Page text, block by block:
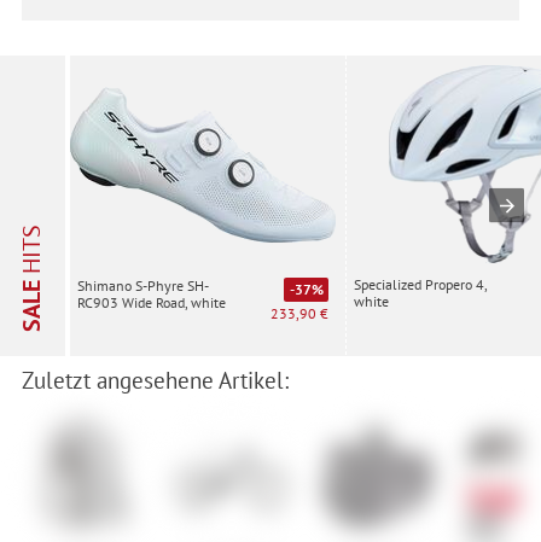
SALE
HITS
Shimano S-Phyre SH-
RC903 Wide Road, white
-37%
233,90 €
Specialized Propero 4,
white
Zuletzt angesehene Artikel: